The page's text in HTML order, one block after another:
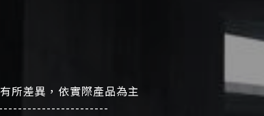
所差異，依實際產品為主